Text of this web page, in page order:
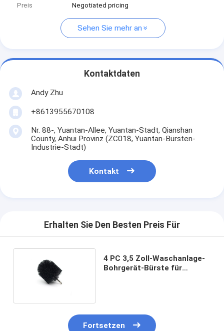
Preis
Negotiated pricing
Sehen Sie mehr an
Kontaktdaten
Andy Zhu
+8613955670108
Nr. 88-, Yuantan-Allee, Yuantan-Stadt, Qianshan
County, Anhui Provinz (ZC018, Yuantan-Bürsten-
Industrie-Stadt)
Kontakt
Erhalten Sie Den Besten Preis Für
4 PC 3,5 Zoll-Waschanlage-
Bohrgerät-Bürste für
Fortsetzen